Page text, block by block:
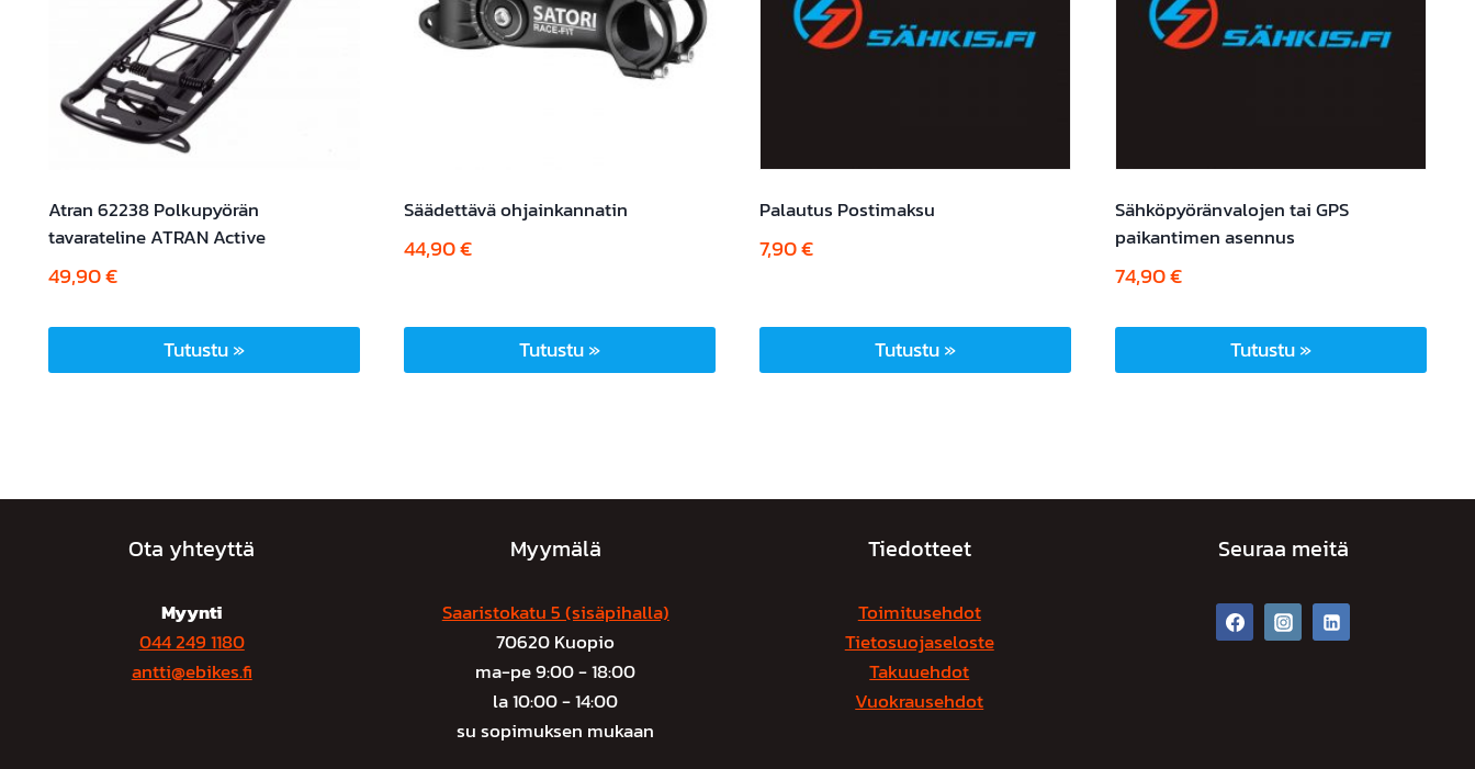
Atran 62238 Polkupyörän
tavarateline ATRAN Active
49,90€
Tutustu »
Säädettävä ohjainkannatin
44,90€
Tutustu »
Palautus Postimaksu
7,90€
Tutustu »
Sähköpyöränvalojen tai GPS
paikantimen asennus
74,90€
Tutustu »
Ota yhteyttä
Myynti
044 249 1180
antti@ebikes.fi
Myymälä
Saaristokatu 5 (sisäpihalla)
70620 Kuopio
ma-pe 9:00 - 18:00
la 10:00 - 14:00
su sopimuksen mukaan
Tiedotteet
Toimitusehdot
Tietosuojaseloste
Takuuehdot
Vuokrausehdot
Seuraa meitä